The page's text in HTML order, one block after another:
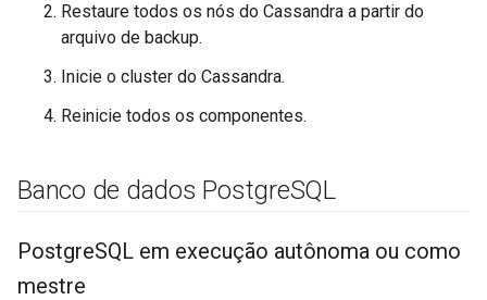
Restaure todos os nós do Cassandra a partir do
arquivo de backup.
Inicie o cluster do Cassandra.
Reinicie todos os componentes.
Banco de dados PostgreSQL
PostgreSQL em execução autônoma ou como
mestre